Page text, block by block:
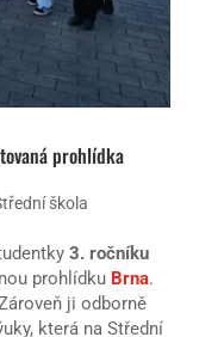
prohlídka
škola
3. ročníku
prohlídku Brna.
ji odborně
která na Střední